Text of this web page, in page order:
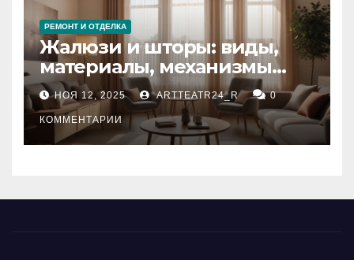
РЕМОНТ И ОТДЕЛКА
Жалюзи и шторы: виды,
материалы, механизмы
управления и уход
НОЯ 12, 2025 ARTTEATR24_R 0
КОММЕНТАРИИ